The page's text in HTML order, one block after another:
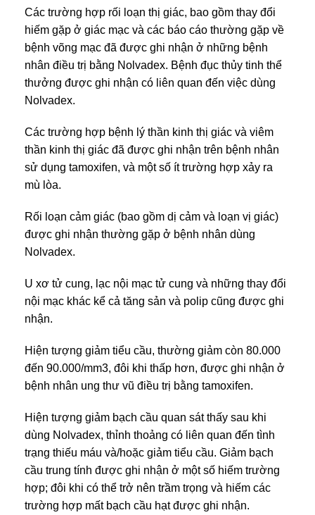
Các trường hợp rối loạn thị giác, bao gồm thay đổi
hiếm gặp ở giác mạc và các báo cáo thường gặp về
bệnh võng mạc đã được ghi nhận ở những bệnh
nhân điều trị bằng Nolvadex. Bệnh đục thủy tinh thể
thưởng được ghi nhận có liên quan đến việc dùng
Nolvadex.
Các trường hợp bệnh lý thần kinh thị giác và viêm
thần kinh thị giác đã được ghi nhận trên bệnh nhân
sử dụng tamoxifen, và một số ít trường hợp xảy ra
mù lòa.
Rối loạn cảm giác (bao gồm dị cảm và loạn vị giác)
được ghi nhận thường gặp ở bệnh nhân dùng
Nolvadex.
U xơ tử cung, lạc nội mạc tử cung và những thay đổi
nội mạc khác kể cả tăng sản và polip cũng được ghi
nhận.
Hiện tượng giảm tiểu cầu, thường giảm còn 80.000
đến 90.000/mm3, đôi khi thấp hơn, được ghi nhận ở
bệnh nhân ung thư vũ điều trị bằng tamoxifen.
Hiện tượng giảm bạch cầu quan sát thấy sau khi
dùng Nolvadex, thỉnh thoảng có liên quan đến tình
trạng thiếu máu và/hoặc giảm tiểu cầu. Giảm bạch
cầu trung tính được ghi nhận ở một số hiếm trường
hợp; đôi khi có thể trở nên trầm trọng và hiếm các
trường hợp mất bạch cầu hạt được ghi nhận.